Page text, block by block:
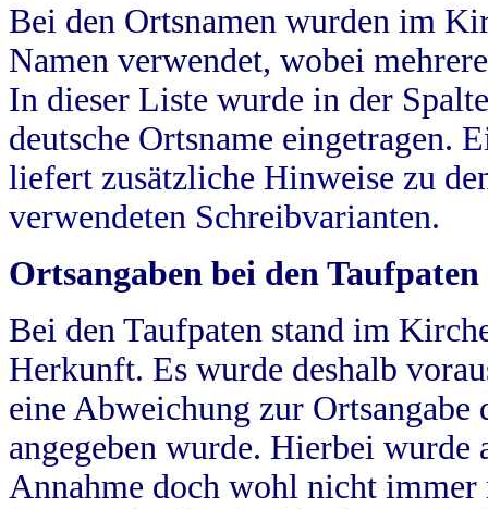
Bei den Ortsnamen wurden im
Namen verwendet, wobei
In dieser Liste wurde in der
deutsche Ortsname eingetragen.
liefert zusätzliche Hinweise zu
verwendeten Schreibvarianten.
Ortsangaben bei den Taufpaten
Bei den Taufpaten stand im
Herkunft. Es wurde deshalb
eine Abweichung zur
angegeben wurde. Hierbei wurde
Annahme doch wohl nicht